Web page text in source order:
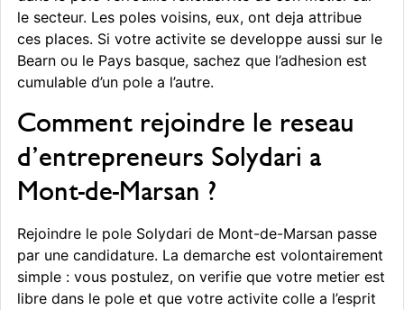
le secteur. Les poles voisins, eux, ont deja attribue
ces places. Si votre activite se developpe aussi sur le
Bearn ou le Pays basque, sachez que l’adhesion est
cumulable d’un pole a l’autre.
Comment rejoindre le reseau
d’entrepreneurs Solydari a
Mont-de-Marsan ?
Rejoindre le pole Solydari de Mont-de-Marsan passe
par une candidature. La demarche est volontairement
simple : vous postulez, on verifie que votre metier est
libre dans le pole et que votre activite colle a l’esprit